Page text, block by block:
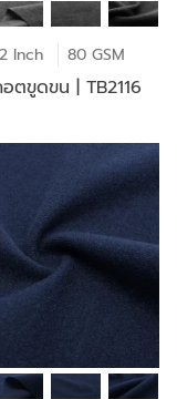
Inch 80 GSM
ตขูดขน | TB2116